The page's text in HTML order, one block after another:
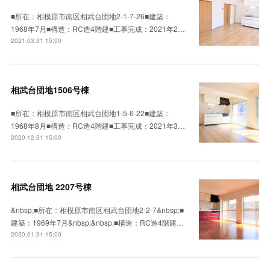
■所在：相模原市南区相武台団地2-1-7-26■建築：
1968年7月■構造：RC造4階建■工事完成：2021年2…
2021.03.31 15:00
相武台団地1506号棟
■所在：相模原市南区相武台団地1-5-6-22■建築：
1968年8月■構造：RC造4階建■工事完成：2021年3…
2020.12.31 15:00
相武台団地 2207号棟
&nbsp;■所在：相模原市南区相武台団地2-2-7&nbsp;■
建築：1969年7月&nbsp;&nbsp;■構造：RC造4階建…
2020.01.31 15:00